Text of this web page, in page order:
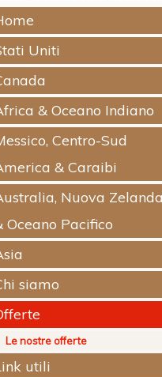
Uniti
& Oceano Indiano
Centro-Sud
& Caraibi
Nuova Zelanda
Oceano Pacifico
siamo
Le nostre offerte
utili